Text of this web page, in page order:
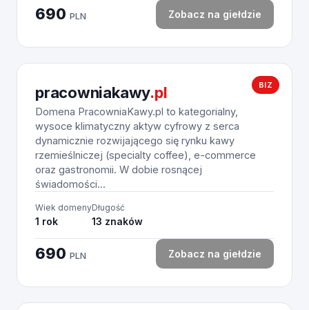
690 PLN Zobacz na giełdzie
BIZ
pracowniakawy.pl
Domena PracowniaKawy.pl to kategorialny,
wysoce klimatyczny aktyw cyfrowy z serca
dynamicznie rozwijającego się rynku kawy
rzemieślniczej (specialty coffee), e-commerce
oraz gastronomii. W dobie rosnącej
świadomości...
Wiek domeny
1 rok
Długość
13 znaków
690 PLN Zobacz na giełdzie